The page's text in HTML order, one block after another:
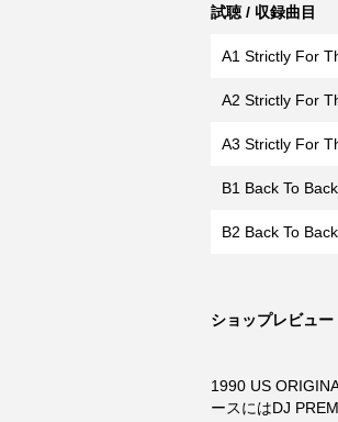
試聴 / 収録曲目
A1 Strictly For
A2 Strictly For
A3 Strictly For
B1 Back To
B2 Back To
ショップレビュー
1990 US
ースにはDJ